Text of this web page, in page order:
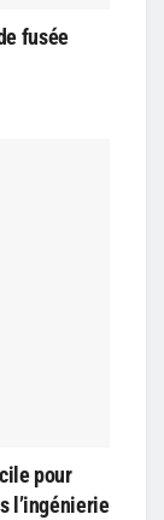
fusée
pour
l’ingénierie